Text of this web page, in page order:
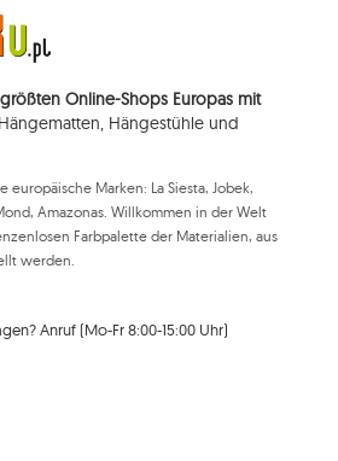
Abmeldung gespeichert.
Verarbeitung Ihrer personenbezogenen Daten
zu löschen, deren Verarbeitung zu
eine Beschwerde über die
und zu erheben Ihre Einwilligung
Daten kann jederzeit
solcher Widerruf die Rechtmäßigkeit der
wenden Sie sich bitte per E-Mail oder per
an die Kundendienstabteilung von Mouton
Sie unter:
Online-Shops Europas mit
Hängestühle und
Marken: La Siesta, Jobek,
Amazonas. Willkommen in der Welt
Farbpalette der Materialien, aus
werden.
Anruf (Mo-Fr 8:00-15:00 Uhr)